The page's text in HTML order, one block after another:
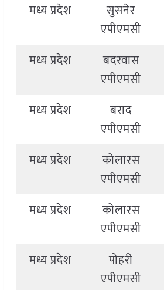
मध्य प्रदेश
सुसनेर
एपीएमसी
मध्य प्रदेश
बदरवास
एपीएमसी
मध्य प्रदेश
बराद
एपीएमसी
मध्य प्रदेश
कोलारस
एपीएमसी
मध्य प्रदेश
कोलारस
एपीएमसी
मध्य प्रदेश
पोहरी
एपीएमसी